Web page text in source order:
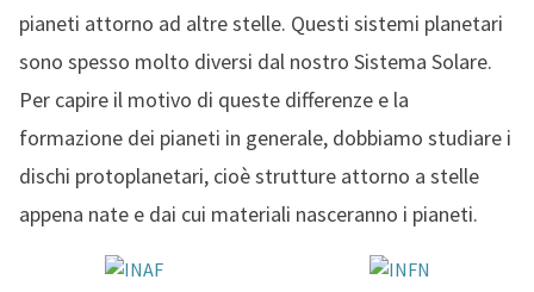
pianeti attorno ad altre stelle. Questi sistemi planetari
sono spesso molto diversi dal nostro Sistema Solare.
Per capire il motivo di queste differenze e la
formazione dei pianeti in generale, dobbiamo studiare i
dischi protoplanetari, cioè strutture attorno a stelle
appena nate e dai cui materiali nasceranno i pianeti.